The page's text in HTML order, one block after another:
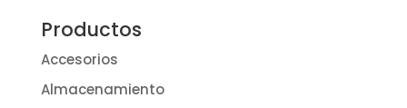
Productos
Accesorios
Almacenamiento